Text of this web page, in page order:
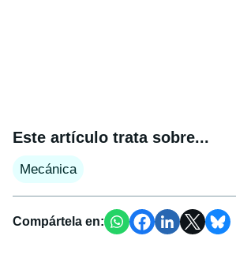
Este artículo trata sobre...
Mecánica
Compártela en: